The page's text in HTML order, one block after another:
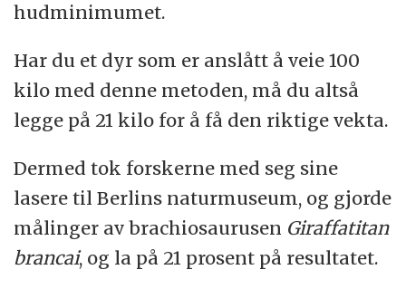
hudminimumet.
Har du et dyr som er anslått å veie 100
kilo med denne metoden, må du altså
legge på 21 kilo for å få den riktige vekta.
Dermed tok forskerne med seg sine
lasere til Berlins naturmuseum, og gjorde
målinger av brachiosaurusen Giraffatitan
brancai, og la på 21 prosent på resultatet.